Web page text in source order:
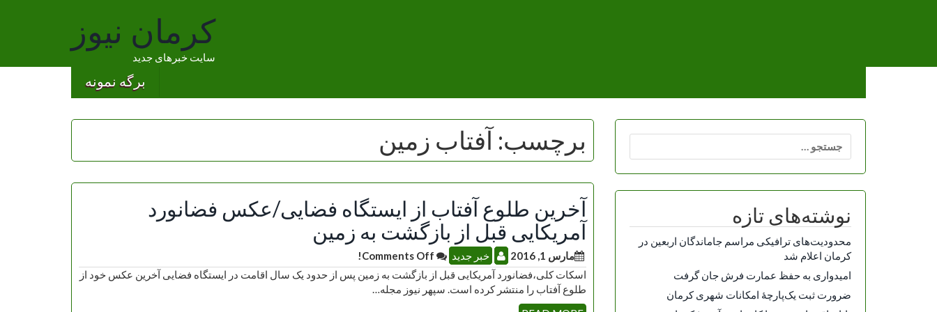
کرمان نیوز
سایت خبرهای جدید
برگه نمونه
برچسب: آفتاب زمین
آخرین طلوع آفتاب از ایستگاه فضایی/عکس فضانورد
آمریکایی قبل از بازگشت به زمین
مارس 1, 2016 خبر جدید
اسکات کلی،فضانورد آمریکایی قبل از بازگشت به زمین پس از حدود یک سال اقامت در ایستگاه فضایی آخرین عکس خود از
طلوع آفتاب را منتشر کرده است. سپهر نیوز مجله…
برای:
نوشته‌های تازه
محدودیت‌های ترافیکی مراسم جاماندگان اربعین در
کرمان اعلام شد
امیدواری به حفظ عمارت فرش جان گرفت
ضرورت ثبت یک‌پارچۀ امکانات شهری کرمان